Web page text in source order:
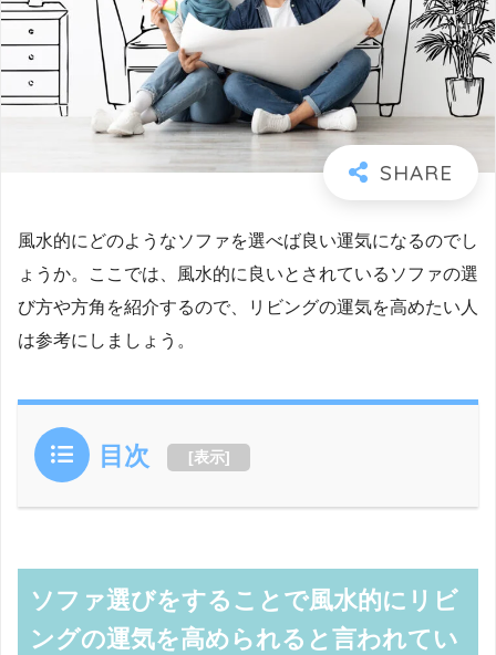
風水的にどのようなソファを選べば良い運気になるのでし
ょうか。ここでは、風水的に良いとされているソファの選
び方や方角を紹介するので、リビングの運気を高めたい人
は参考にしましょう。
目次 [表示]
ソファ選びをすることで風水的にリビ
ングの運気を高められると言われてい